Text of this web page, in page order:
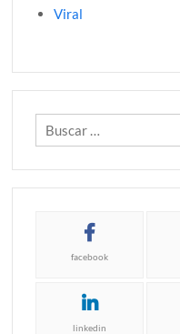
Viral
facebook
linkedin